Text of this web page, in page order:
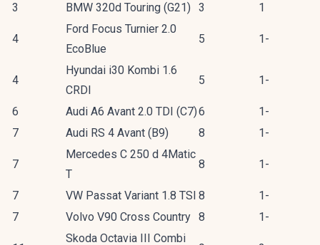
3
BMW 320d Touring (G21) 3 1
4
Ford Focus Turnier 2.0
EcoBlue
5 1-
4
Hyundai i30 Kombi 1.6
CRDI
5 1-
6 Audi A6 Avant 2.0 TDI (C7)6
1-
7
Audi RS 4 Avant (B9) 8 1-
7
Mercedes C 250 d 4Matic
T
8 1-
7 VW Passat Variant 1.8 TSI 8
1-
7
Volvo V90 Cross Country 8 1-
Skoda Octavia III Combi